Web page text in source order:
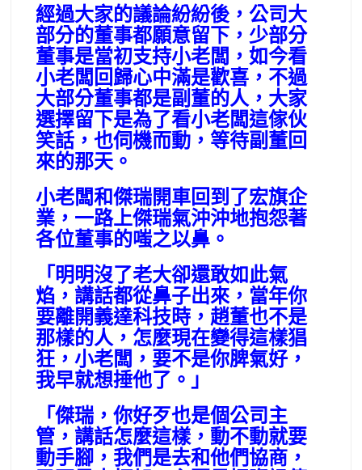
經過大家的議論紛紛後，公司大
部分的董事都願意留下，少部分
董事是當初支持小老闆，如今看
小老闆回歸心中滿是歡喜，不過
大部分董事都是副董的人，大家
選擇留下是為了看小老闆這傢伙
笑話，也伺機而動，等待副董回
來的那天。
小老闆和傑瑞開車回到了宏旗企
業，一路上傑瑞氣沖沖地抱怨著
各位董事的嗤之以鼻。
「明明沒了老大卻還敢如此氣
焰，講話都從鼻子出來，當年你
要離開義達科技時，趙董也不是
那樣的人，怎麼現在變得這樣猖
狂，小老闆，要不是你脾氣好，
我早就想捶他了。」
「傑瑞，你好歹也是個公司主
管，講話怎麼這樣，動不動就要
動手腳，我們是去和他們協商，